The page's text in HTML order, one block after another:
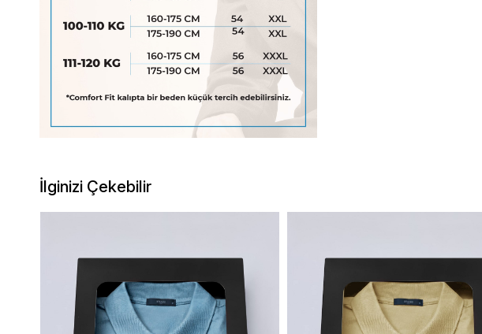
İlginizi Çekebilir